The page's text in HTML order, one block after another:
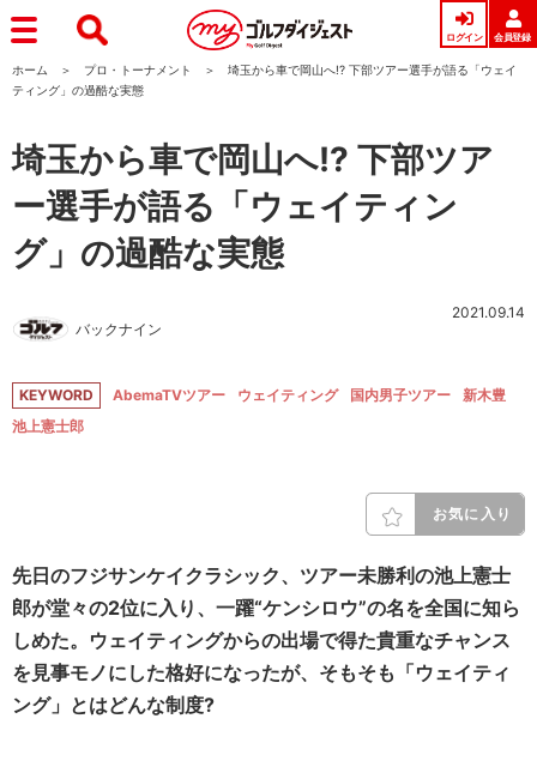
ログイン 会員登録
ホーム プロ・トーナメント
埼玉から車で岡山へ!? 下部ツアー選手が語る「ウェイ
ティング」の過酷な実態
埼玉から車で岡山へ!? 下部ツア
ー選手が語る「ウェイティン
グ」の過酷な実態
バックナイン
2021.09.14
KEYWORD AbemaTVツアー ウェイティング 国内男子ツアー
新木豊
池上憲士郎
お気に入り
先日のフジサンケイクラシック、ツアー未勝利の池上憲士
郎が堂々の2位に入り、一躍“ケンシロウ”の名を全国に知ら
しめた。ウェイティングからの出場で得た貴重なチャンス
を見事モノにした格好になったが、そもそも「ウェイティ
ング」とはどんな制度?